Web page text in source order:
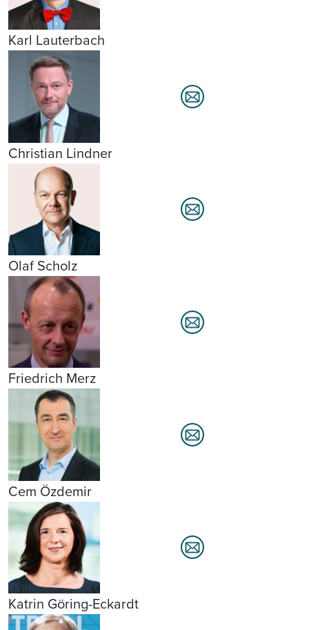
Karl Lauterbach
Christian Lindner
Olaf Scholz
Friedrich Merz
Cem Özdemir
Katrin Göring-Eckardt